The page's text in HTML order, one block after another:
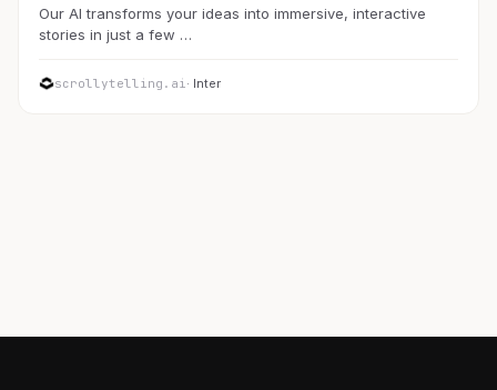
Our AI transforms your ideas into immersive, interactive
stories in just a few …
scrollytelling.ai· Inter